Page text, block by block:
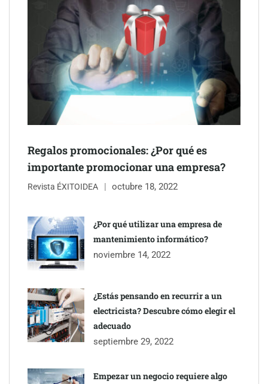
Schaeffler mejora su rentabilidad en el primer semestre de 2026
NOVA: innovación y diseño que transforman espacios de la
mano de Tormo Franquicias
Regalos promocionales: ¿Por qué es
importante promocionar una empresa?
Revista ÉXITOIDEA octubre 18, 2022
¿Por qué utilizar una empresa de
mantenimiento informático?
noviembre 14, 2022
¿Estás pensando en recurrir a un
electricista? Descubre cómo elegir el
adecuado
septiembre 29, 2022
Empezar un negocio requiere algo